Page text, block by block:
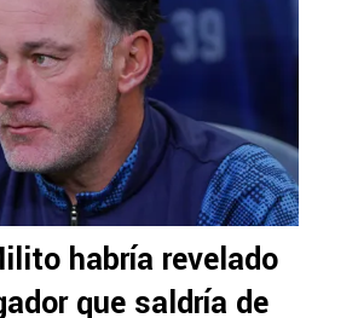
habría revelado
que saldría de